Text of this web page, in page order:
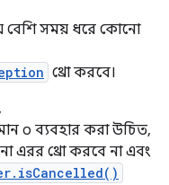
বেশি সময় ধরে কোনো
থ্রো করবে।
০ ব্যবহার করা উচিত,
এরর থ্রো করবে না এবং